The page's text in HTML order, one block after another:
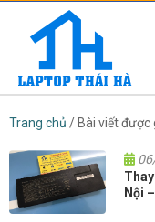
Trang chủ / Bài viết được
Nội